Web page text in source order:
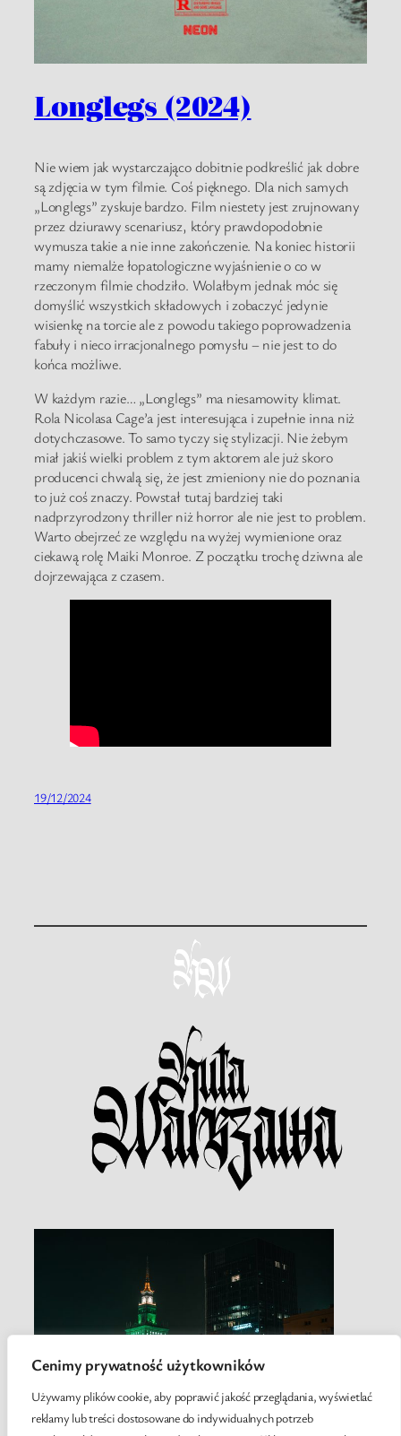
Cenimy prywatność użytkowników
Używamy plików cookie, aby poprawić jakość przeglądania, wyświetlać
reklamy lub treści dostosowane do indywidualnych potrzeb
Longlegs (2024)
Nie wiem jak wystarczająco dobitnie podkreślić jak dobre
są zdjęcia w tym filmie. Coś pięknego. Dla nich samych
„Longlegs” zyskuje bardzo. Film niestety jest zrujnowany
przez dziurawy scenariusz, który prawdopodobnie
wymusza takie a nie inne zakończenie. Na koniec historii
mamy niemalże łopatologiczne wyjaśnienie o co w
rzeczonym filmie chodziło. Wolałbym jednak móc się
domyślić wszystkich składowych i zobaczyć jedynie
wisienkę na torcie ale z powodu takiego poprowadzenia
fabuły i nieco irracjonalnego pomysłu – nie jest to do
końca możliwe.
W każdym razie… „Longlegs” ma niesamowity klimat.
Rola Nicolasa Cage’a jest interesująca i zupełnie inna niż
dotychczasowe. To samo tyczy się stylizacji. Nie żebym
miał jakiś wielki problem z tym aktorem ale już skoro
producenci chwalą się, że jest zmieniony nie do poznania
to już coś znaczy. Powstał tutaj bardziej taki
nadprzyrodzony thriller niż horror ale nie jest to problem.
Warto obejrzeć ze względu na wyżej wymienione oraz
ciekawą rolę Maiki Monroe. Z początku trochę dziwna ale
dojrzewająca z czasem.
19/12/2024